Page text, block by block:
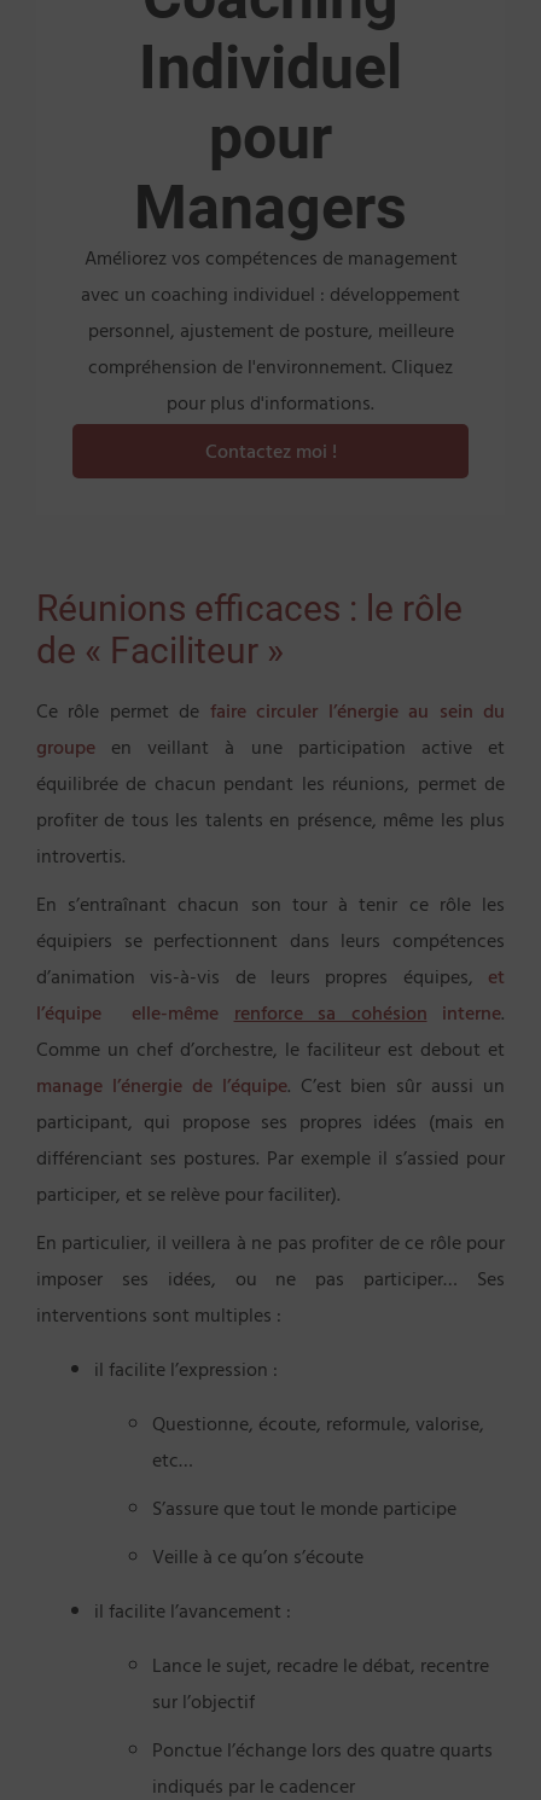
Individuel
pour
Managers
Améliorez vos compétences de management
avec un coaching individuel : développement
personnel, ajustement de posture, meilleure
compréhension de l'environnement. Cliquez
pour plus d'informations.
Contactez moi !
Réunions efficaces : le rôle
de « Faciliteur »
Ce rôle permet de faire circuler l’énergie au sein du
groupe en veillant à une participation active et
équilibrée de chacun pendant les réunions, permet de
profiter de tous les talents en présence, même les plus
introvertis.
En s’entraînant chacun son tour à tenir ce rôle les
équipiers se perfectionnent dans leurs compétences
d’animation vis-à-vis de leurs propres équipes, et
l’équipe elle-mêmerenforce sa cohésioninterne.
Comme un chef d’orchestre, le faciliteur est debout et
manage l’énergie de l’équipe. C’est bien sûr aussi un
participant, qui propose ses propres idées (mais en
différenciant ses postures. Par exemple il s’assied pour
participer, et se relève pour faciliter).
En particulier, il veillera à ne pas profiter de ce rôle pour
imposer ses idées, ou ne pas participer… Ses
interventions sont multiples :
il facilite l’expression :
Questionne, écoute, reformule, valorise,
etc…
S’assure que tout le monde participe
Veille à ce qu’on s’écoute
il facilite l’avancement :
Lance le sujet, recadre le débat, recentre
sur l’objectif
Ponctue l’échange lors des quatre quarts
indiqués par le cadencer